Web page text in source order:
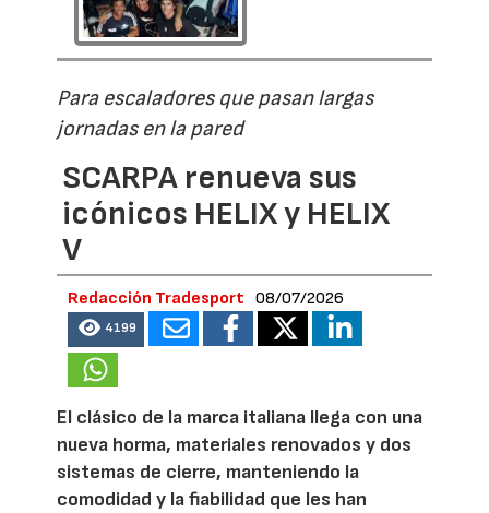
Para escaladores que pasan largas
jornadas en la pared
SCARPA renueva sus
icónicos HELIX y HELIX
V
Redacción Tradesport 08/07/2026
4199
El clásico de la marca italiana llega con una
nueva horma, materiales renovados y dos
sistemas de cierre, manteniendo la
comodidad y la fiabilidad que les han